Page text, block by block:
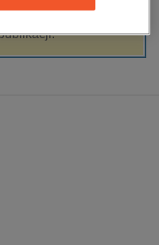
informatyka